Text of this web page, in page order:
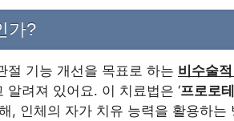
가?
절 기능 개선을 목표로 하는 비수술
려져 있어요. 이 치료법은 ‘프로로
, 인체의 자가 치유 능력을 활용하는